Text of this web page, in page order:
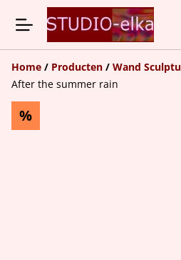
Home / Producten / Wand
After the summer rain
%